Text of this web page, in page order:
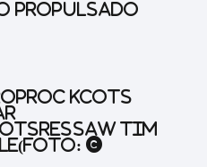
propulsado
kcotS
tim
(Foto: ©